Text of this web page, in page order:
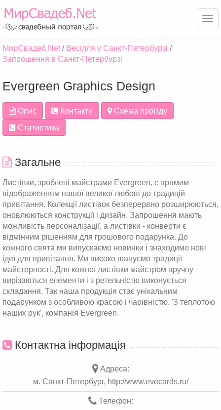
МирСвадеб.Net
Весілля у Санкт-Петербурзі
Запрошення в Санкт-Петербурзі
Evergreen Graphics Design
Опис Контакти
Схема проїзду
Статистика
Загальне
Листівки, зроблені майстрами Evergreen, є прямим
відображенням нашої великої любові до традицій
привітання. Колекції листівок безперервно розширюються,
оновлюються конструкції і дизайн. Запрошення мають
можливість персоналізації, а листівки - конверти є
відмінним рішенням для грошового подарунка. До
кожного свята ми випускаємо новинки і знаходимо нові
ідеї для привітання. Ми високо шануємо традиції
майстерності. Для кожної листівки майстром вручну
вирізаються елементи і з ретельністю виконується
складання. Так наша продукція стає унікальним
подарунком з особливою красою і чарівністю. 'З теплотою
наших рук', компанія Evergreen.
Контактна інформація
Адреса:
м. Санкт-Петербург, http://www.evecards.ru/
Телефон: